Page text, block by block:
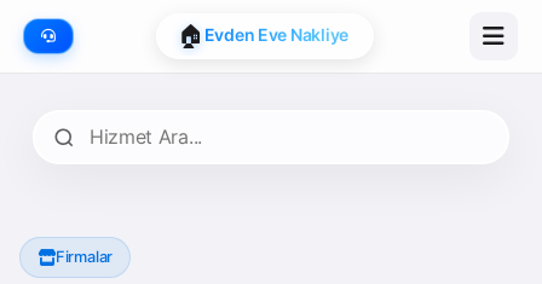
🏠Evden Eve Nakliye
📍Google Map Onaylı
Firmalar